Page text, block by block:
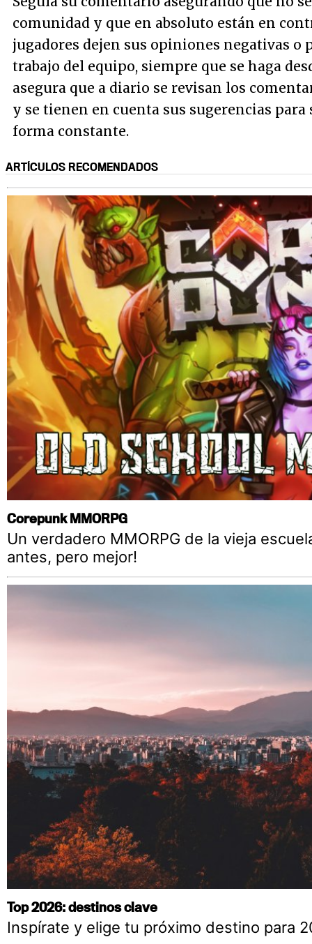
comunidad y que en absoluto están en
jugadores dejen sus opiniones negativas o
trabajo del equipo, siempre que se haga
asegura que a diario se revisan los
y se tienen en cuenta sus sugerencias
forma constante.
ARTÍCULOS RECOMENDADOS
Corepunk MMORPG
Un verdadero MMORPG de la vieja
antes, pero mejor!
Top 2026: destinos clave
Inspírate y elige tu próximo destino para